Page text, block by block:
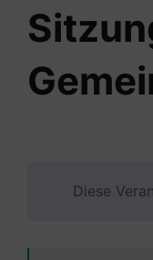
Diese